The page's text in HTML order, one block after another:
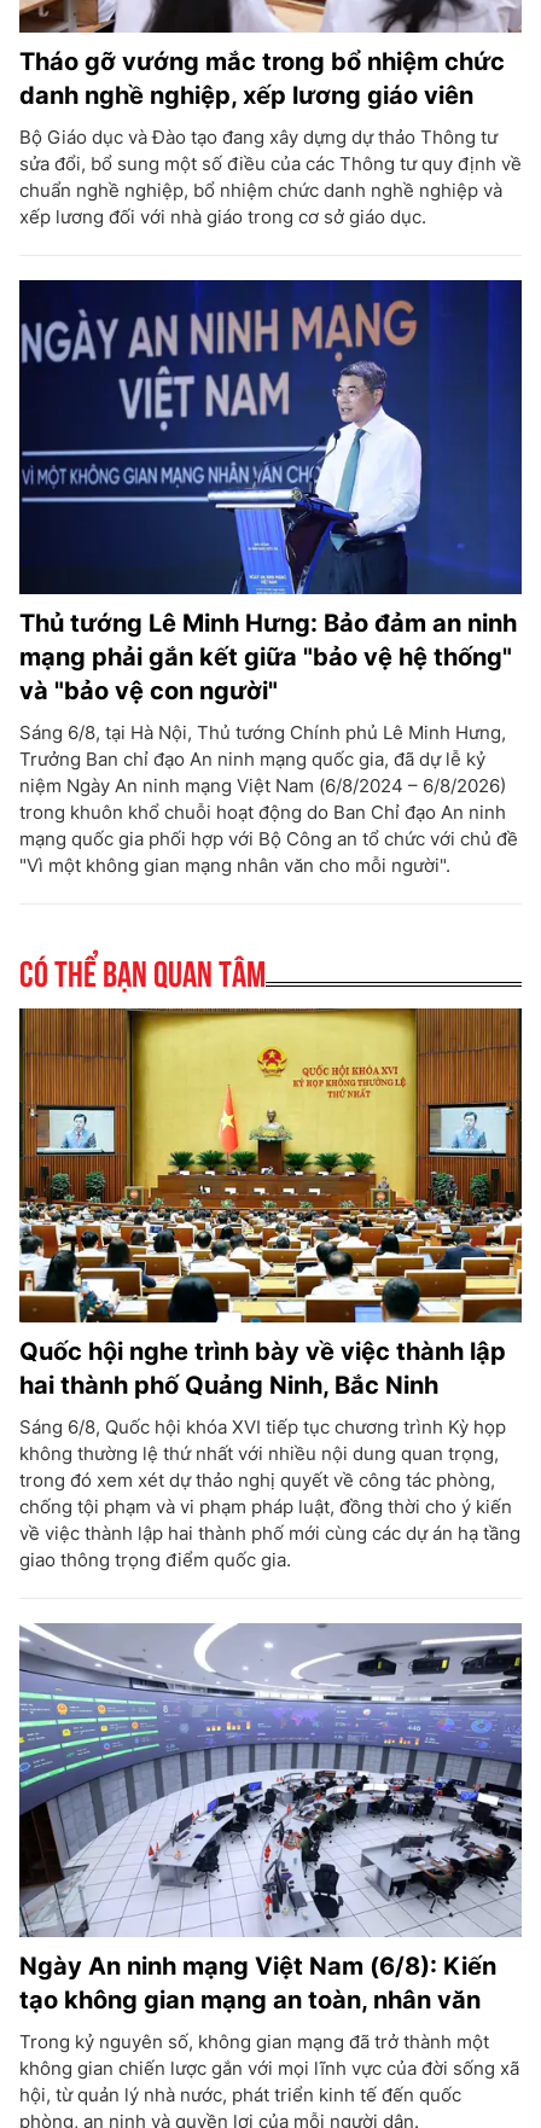
Tháo gỡ vướng mắc trong bổ nhiệm chức
danh nghề nghiệp, xếp lương giáo viên
Bộ Giáo dục và Đào tạo đang xây dựng dự thảo Thông tư
sửa đổi, bổ sung một số điều của các Thông tư quy định về
chuẩn nghề nghiệp, bổ nhiệm chức danh nghề nghiệp và
xếp lương đối với nhà giáo trong cơ sở giáo dục.
Thủ tướng Lê Minh Hưng: Bảo đảm an ninh
mạng phải gắn kết giữa "bảo vệ hệ thống"
và "bảo vệ con người"
Sáng 6/8, tại Hà Nội, Thủ tướng Chính phủ Lê Minh Hưng,
Trưởng Ban chỉ đạo An ninh mạng quốc gia, đã dự lễ kỷ
niệm Ngày An ninh mạng Việt Nam (6/8/2024 – 6/8/2026)
trong khuôn khổ chuỗi hoạt động do Ban Chỉ đạo An ninh
mạng quốc gia phối hợp với Bộ Công an tổ chức với chủ đề
"Vì một không gian mạng nhân văn cho mỗi người".
Có thể bạn quan tâm
Quốc hội nghe trình bày về việc thành lập
hai thành phố Quảng Ninh, Bắc Ninh
Sáng 6/8, Quốc hội khóa XVI tiếp tục chương trình Kỳ họp
không thường lệ thứ nhất với nhiều nội dung quan trọng,
trong đó xem xét dự thảo nghị quyết về công tác phòng,
chống tội phạm và vi phạm pháp luật, đồng thời cho ý kiến
về việc thành lập hai thành phố mới cùng các dự án hạ tầng
giao thông trọng điểm quốc gia.
Ngày An ninh mạng Việt Nam (6/8): Kiến
tạo không gian mạng an toàn, nhân văn
Trong kỷ nguyên số, không gian mạng đã trở thành một
không gian chiến lược gắn với mọi lĩnh vực của đời sống xã
hội, từ quản lý nhà nước, phát triển kinh tế đến quốc
phòng, an ninh và quyền lợi của mỗi người dân.